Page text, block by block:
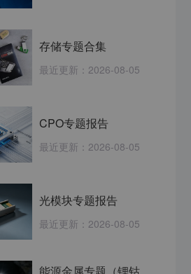
存储专题合集
最近更新： 2026-08-05
CPO专题报告
最近更新： 2026-08-05
光模块专题报告
最近更新： 2026-08-05
能源金属专题（锂钴